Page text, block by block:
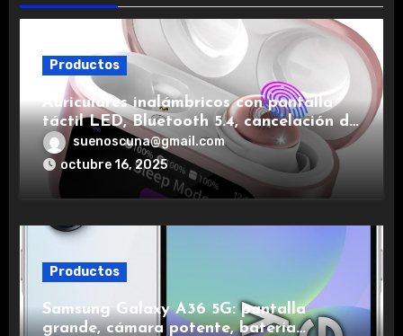
Productos
Auriculares inalámbricos con pantalla
táctil LED, Bluetooth 5.4, cancelación de
ruido, impermeables y de larga duración.
suenoscuna@gmail.com
octubre 16, 2025
Productos
Samsung Galaxy A36 5G: pantalla
grande, cámara potente, batería